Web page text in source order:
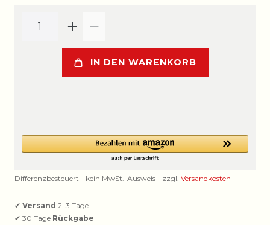
IN DEN WARENKORB
Differenzbesteuert - kein MwSt.-Ausweis - zzgl. Versandkosten
✔ Versand 2–3 Tage
✔ 30 Tage Rückgabe